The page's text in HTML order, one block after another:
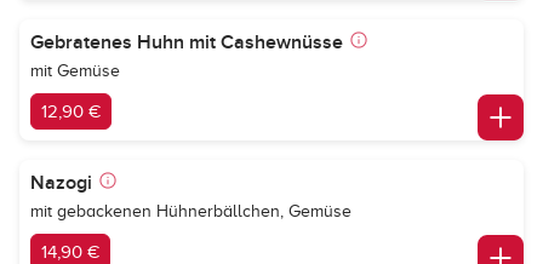
Gebratenes Huhn mit Cashewnüsse
mit Gemüse
12,90 €
Nazogi
mit gebackenen Hühnerbällchen, Gemüse
14,90 €